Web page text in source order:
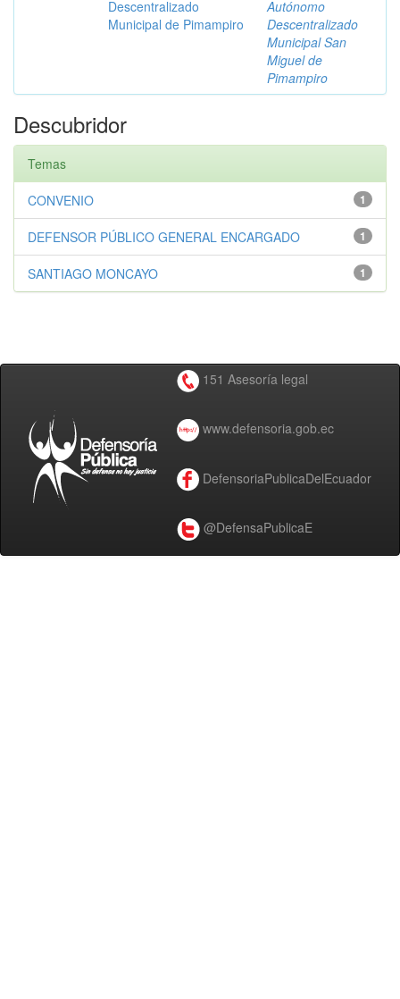
Descentralizado
Municipal de Pimampiro
Autónomo
Descentralizado
Municipal San
Miguel de
Pimampiro
Descubridor
Temas
1
CONVENIO
1
DEFENSOR PÚBLICO GENERAL ENCARGADO
1
SANTIAGO MONCAYO
151 Asesoría legal
www.defensoria.gob.ec
DefensoriaPublicaDelEcuador
@DefensaPublicaE